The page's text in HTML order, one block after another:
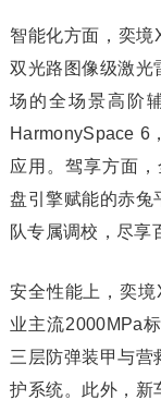
智能化方面，奕
双光路图像级激光
场的全场景高阶
HarmonySpace 6
应用。驾享方面
盘引擎赋能的赤兔
队专属调校，尽享
安全性能上，奕
业主流2000MPa
三层防弹装甲与营
护系统。此外，新